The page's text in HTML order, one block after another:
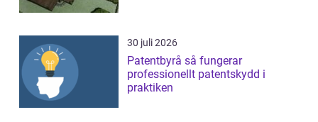
30 juli 2026
Patentbyrå så fungerar
professionellt patentskydd i
praktiken